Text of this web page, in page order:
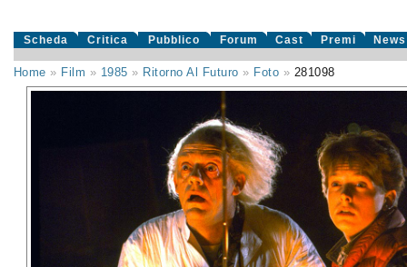
Scheda Critica Pubblico Forum Cast Premi News
Home » Film » 1985 » Ritorno Al Futuro » Foto » 281098